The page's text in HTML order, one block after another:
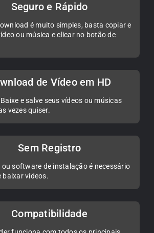
Seguro e Rápido
é muito simples, basta copiar e
ou música e clicar no botão de
de Vídeo em HD
e salve seus vídeos ou músicas
vezes quiser.
Sem Registro
software de instalação é necessário
baixar vídeos.
Compatibilidade